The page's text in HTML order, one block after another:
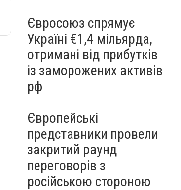
Євросоюз спрямує
Україні €1,4 мільярда,
отримані від прибутків
із заморожених активів
рф
Європейські
представники провели
закритий раунд
переговорів з
російською стороною